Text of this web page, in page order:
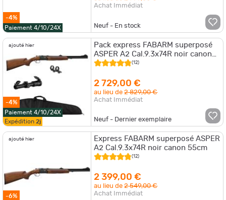
-4%
Paiement 4/10/24X
Achat Immédiat
Neuf - En stock
ajouté hier
-4%
Paiement 4/10/24X
Expédition 2j
Pack express FABARM superposé
ASPER A2 Cal.9.3x74R noir canon
55cm lunette 1-4x24 montage
(12)
2 729,00 €
au lieu de2 829,00 €
Achat Immédiat
Neuf - Dernier exemplaire
ajouté hier
-6%
Express FABARM superposé ASPER
A2 Cal.9.3x74R noir canon 55cm
(12)
2 399,00 €
au lieu de2 549,00 €
Achat Immédiat